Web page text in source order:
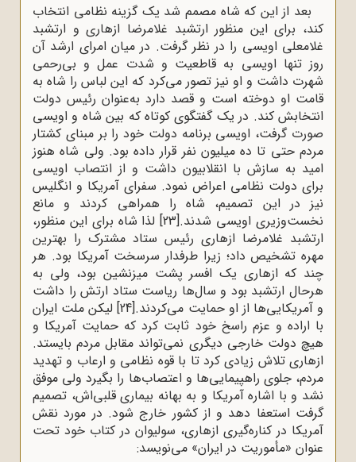
بعد از این‌ که شاه مصمم شد یک گزینه نظامی انتخاب
کند، برای این منظور ارتشبد غلامرضا ازهاری و ارتشبد
غلامعلی اویسی را در نظر گرفت. در میان امرای ارشد آن
روز تنها اویسی به قاطعیت و شدت عمل و بی‌رحمی
شهرت داشت و او نیز تصور می‌کرد که این لباس را شاه به
قامت او دوخته است و قصد دارد به‌عنوان رئیس دولت
انتخابش کند. در یک گفتگوی کوتاه که بین شاه و اویسی
صورت گرفت، اویسی برنامه دولت خود را بر مبنای کشتار
مردم حتی تا ده میلیون نفر قرار داده بود. ولی شاه هنوز
امید به سازش با انقلابیون داشت و از انتصاب اویسی
برای دولت نظامی اعراض نمود. سفرای آمریکا و انگلیس
نیز در این تصمیم، شاه را همراهی کردند و مانع
نخست‌وزیری اویسی شدند.[23]
لذا شاه برای این منظور،
ارتشبد غلامرضا ازهاری رئیس ستاد مشترک را بهترین
مهره تشخیص داد؛ زیرا طرفدار سرسخت آمریکا بود. هر
چند که ازهاری یک افسر پشت میزنشین بود، ولی به
هرحال ارتشبد بود و سال‌ها ریاست ستاد ارتش را داشت
و آمریکایی‌ها از او حمایت می‌کردند.[24]
لیکن ملت ایران
با اراده و عزم راسخ خود ثابت کرد که حمایت آمریکا و
هیچ دولت خارجی دیگری نمی‌تواند مقابل مردم بایستد.
ازهاری تلاش زیادی کرد تا با قوه نظامی و ارعاب و تهدید
مردم، جلوی راهپیمایی‌ها و اعتصاب‌ها را بگیرد ولی موفق
نشد و با اشاره آمریکا و به بهانه بیماری قلبی‌اش، تصمیم
گرفت استعفا دهد و از کشور خارج شود. در مورد نقش
آمریکا در کناره‌گیری ازهاری، سولیوان در کتاب خود تحت‌
عنوان «مأموریت در ایران» می‌نویسد: